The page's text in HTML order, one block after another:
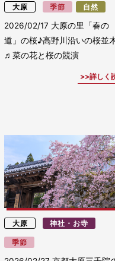
大原 季節 自然
2026/02/17 大原の里「春の
道」の桜♪高野川沿いの桜並
♬菜の花と桜の競演
詳しく
大原 神社・お寺
季節